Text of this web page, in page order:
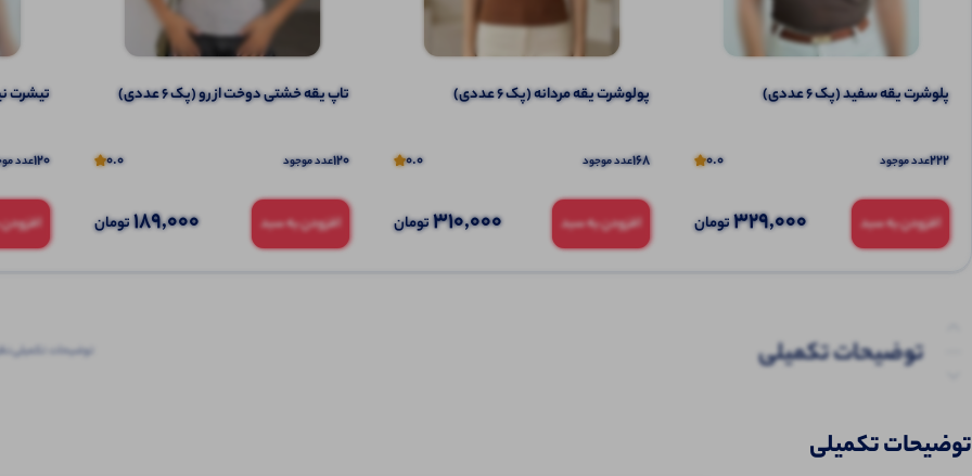
پلوشرت یقه سفید (پک 6 عددی)
222عدد موجود 0.0
افزودن به سبد 329,000تومان
پولوشرت یقه مردانه (پک 6 عددی)
168عدد موجود 0.0
افزودن به سبد 310,000تومان
تاپ یقه خشتی دوخت از رو (پک 6 عددی)
120عدد موجود 0.0
افزودن به سبد 189,000تومان
تیشرت
120عدد
توضیحات تکمیلی
توضیحات تکمیلی
توضیحات تکمیلی